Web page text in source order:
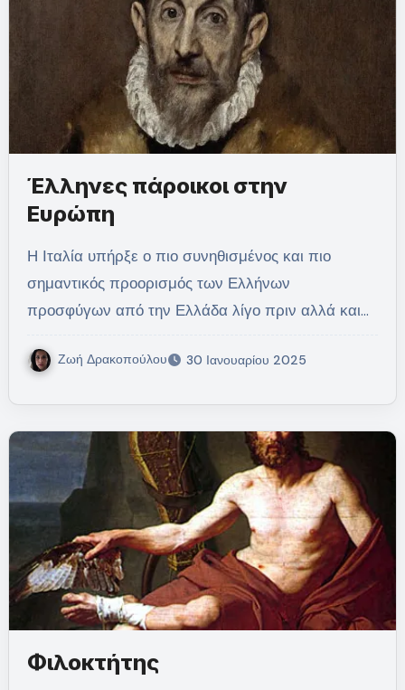
Έλληνες πάροικοι στην
Ευρώπη
Η Ιταλία υπήρξε ο πιο συνηθισμένος και πιο
σημαντικός προορισμός των Ελλήνων
προσφύγων από την Ελλάδα λίγο πριν αλλά και…
Ζωή Δρακοπούλου 30 Ιανουαρίου 2025
Φιλοκτήτης